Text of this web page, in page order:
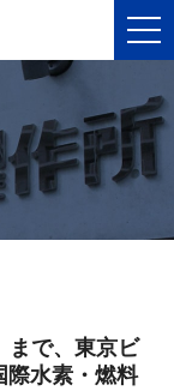
まで、東京ビ
際水素・燃料